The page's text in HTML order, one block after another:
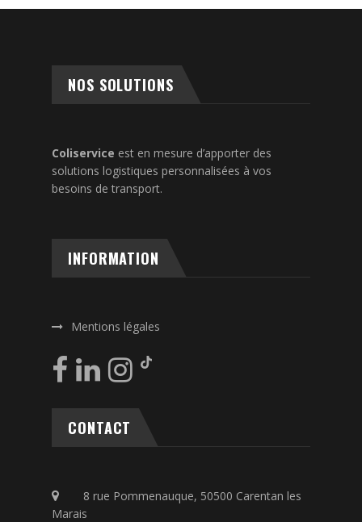
NOS SOLUTIONS
Coliservice est en mesure d’apporter des
solutions logistiques personnalisées à vos
besoins de transport.
INFORMATION
Mentions légales
CONTACT
8 rue Pommenauque, 50500 Carentan les
Marais